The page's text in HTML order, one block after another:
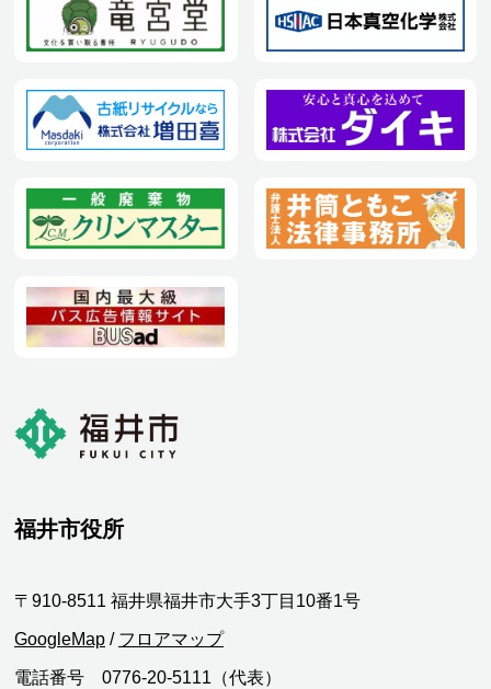
福井市役所
〒910-8511 福井県福井市大手3丁目10番1号
GoogleMap / フロアマップ
電話番号 0776-20-5111（代表）